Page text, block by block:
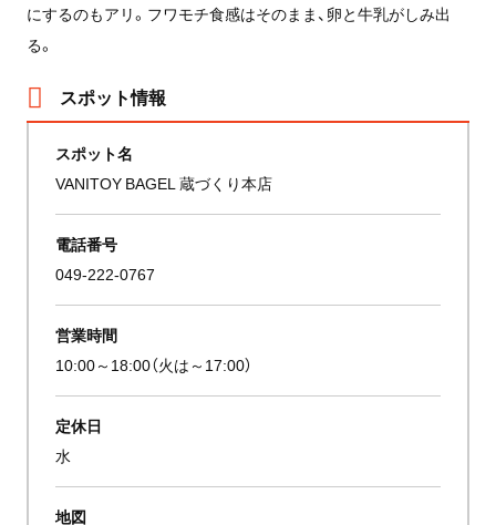
にするのもアリ。フワモチ食感はそのまま、卵と牛乳がしみ出
る。
スポット情報
スポット名
VANITOY BAGEL 蔵づくり本店
電話番号
049-222-0767
営業時間
10:00～18:00（火は～17:00）
定休日
水
地図